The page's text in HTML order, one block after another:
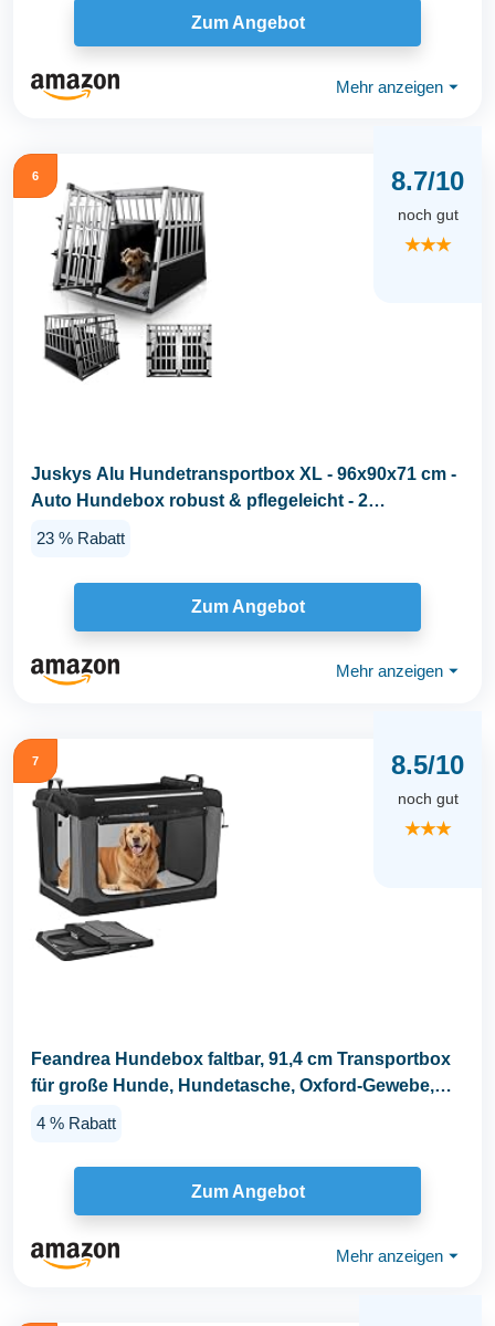
Zum Angebot
Mehr anzeigen ⏷
6 8.7/10
noch gut
★★★
Juskys Alu Hundetransportbox XL - 96x90x71 cm -
Auto Hundebox robust & pflegeleicht - 2
23 % Rabatt
Zum Angebot
Mehr anzeigen ⏷
7 8.5/10
noch gut
★★★
Feandrea Hundebox faltbar, 91,4 cm Transportbox
für große Hunde, Hundetasche, Oxford-Gewebe,
4 % Rabatt
Zum Angebot
Mehr anzeigen ⏷